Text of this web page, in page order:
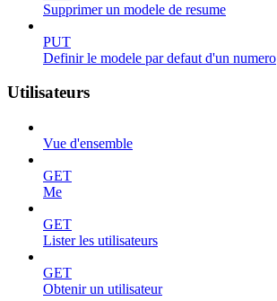
Supprimer un modele de resume
PUT
Definir le modele par defaut d'un numero
Utilisateurs
Vue d'ensemble
GET
Me
GET
Lister les utilisateurs
GET
Obtenir un utilisateur